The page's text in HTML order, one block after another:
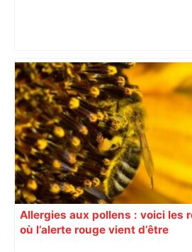
Capilla en bleu ciel pour
temps encore ? Toulouse et
aguets – Rugbynistere
Allergies aux pollens : voici les
où l’alerte rouge vient d’être